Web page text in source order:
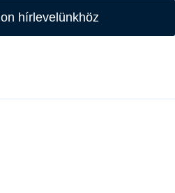
hírlevelünkhöz